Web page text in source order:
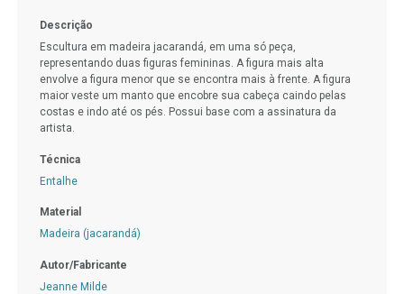
Descrição
Escultura em madeira jacarandá, em uma só peça,
representando duas figuras femininas. A figura mais alta
envolve a figura menor que se encontra mais à frente. A figura
maior veste um manto que encobre sua cabeça caindo pelas
costas e indo até os pés. Possui base com a assinatura da
artista.
Técnica
Entalhe
Material
Madeira (jacarandá)
Autor/Fabricante
Jeanne Milde